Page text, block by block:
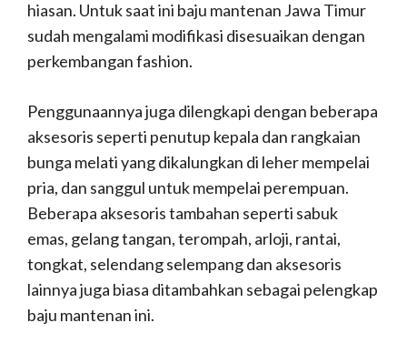
hiasan. Untuk saat ini baju mantenan Jawa Timur
sudah mengalami modifikasi disesuaikan dengan
perkembangan fashion.
Penggunaannya juga dilengkapi dengan beberapa
aksesoris seperti penutup kepala dan rangkaian
bunga melati yang dikalungkan di leher mempelai
pria, dan sanggul untuk mempelai perempuan.
Beberapa aksesoris tambahan seperti sabuk
emas, gelang tangan, terompah, arloji, rantai,
tongkat, selendang selempang dan aksesoris
lainnya juga biasa ditambahkan sebagai pelengkap
baju mantenan ini.